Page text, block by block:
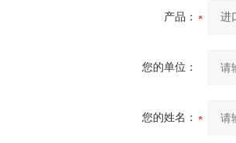
产品：
您的单位：
您的姓名：